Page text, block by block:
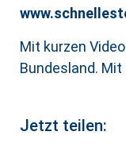
Mit kurzen
Bundesland.
Jetzt teilen: